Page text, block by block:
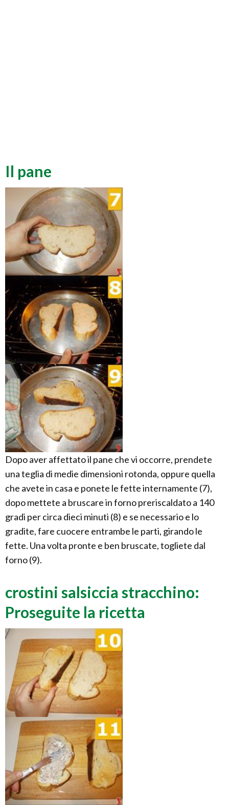
Il pane
Dopo aver affettato il pane che vi occorre, prendete
una teglia di medie dimensioni rotonda, oppure quella
che avete in casa e ponete le fette internamente (7),
dopo mettete a bruscare in forno preriscaldato a 140
gradi per circa dieci minuti (8) e se necessario e lo
gradite, fare cuocere entrambe le parti, girando le
fette. Una volta pronte e ben bruscate, togliete dal
forno (9).
crostini salsiccia stracchino:
Proseguite la ricetta